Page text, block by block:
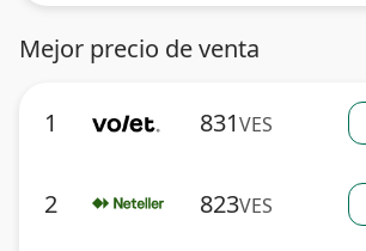
Mejor precio de venta
1 831VES
2 823VES